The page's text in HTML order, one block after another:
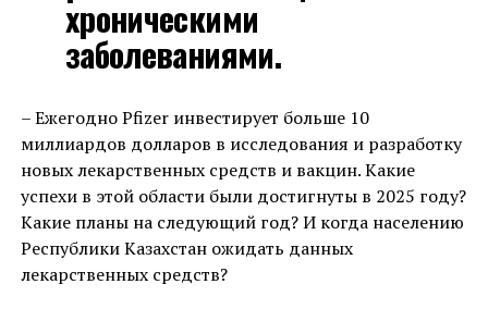
хроническими
заболеваниями.
– Ежегодно Pfizer инвестирует больше 10
миллиардов долларов в исследования и разработку
новых лекарственных средств и вакцин. Какие
успехи в этой области были достигнуты в 2025 году?
Какие планы на следующий год? И когда населению
Республики Казахстан ожидать данных
лекарственных средств?